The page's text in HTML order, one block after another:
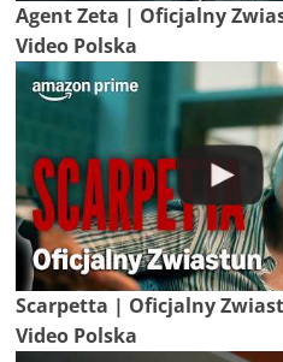
Agent Zeta | Oficjalny
Video Polska
Scarpetta | Oficjalny
Video Polska